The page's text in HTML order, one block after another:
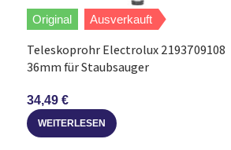
Original Ausverkauft
Teleskoprohr Electrolux 2193709108
36mm für Staubsauger
34,49 €
WEITERLESEN